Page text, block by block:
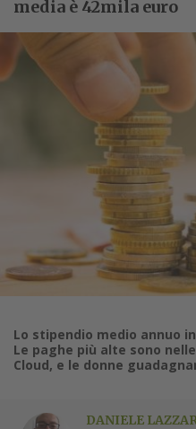
media è 42mila euro
Lo stipendio medio annuo
Le paghe più alte sono
Cloud, e le donne
DANIELE